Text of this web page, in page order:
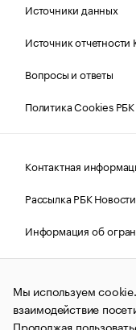
Источники данных
Источник
Вопросы и ответы
Политика Cookies РБК
Контактная
Рассылка РБК Новости
Информация об
Правовая
© АО
и материалы
(зарегистрировано
Мы используем
взаимодействие
Продолжая